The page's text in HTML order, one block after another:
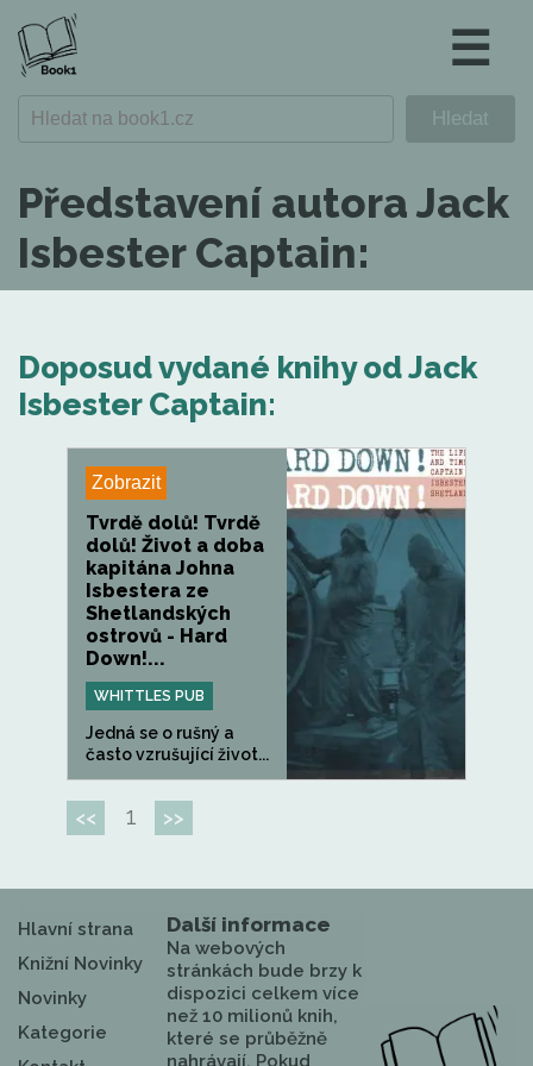
☰
Představení autora Jack
Isbester Captain:
Doposud vydané knihy od Jack
Isbester Captain:
Zobrazit
Tvrdě dolů! Tvrdě
dolů! Život a doba
kapitána Johna
Isbestera ze
Shetlandských
ostrovů - Hard
Down!...
WHITTLES PUB
Jedná se o rušný a
často vzrušující život...
<< 1 >>
Hlavní strana
Knižní Novinky
Novinky
Kategorie
Další informace
Na webových
stránkách bude brzy k
dispozici celkem více
než 10 milionů knih,
které se průběžně
nahrávají. Pokud